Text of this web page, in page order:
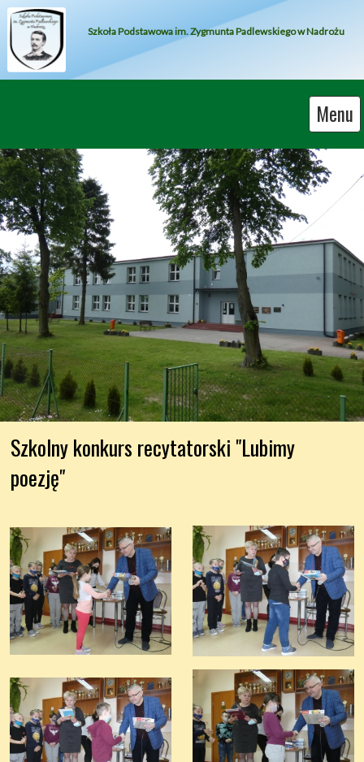
Szkoła Podstawowa im. Zygmunta Padlewskiego w Nadrożu
Menu
Szkolny konkurs recytatorski "Lubimy
poezję"